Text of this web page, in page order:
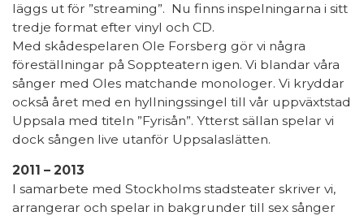
läggs ut för ”streaming”. Nu finns inspelningarna i sitt
tredje format efter vinyl och CD.
Med skådespelaren Ole Forsberg gör vi några
föreställningar på Soppteatern igen. Vi blandar våra
sånger med Oles matchande monologer. Vi kryddar
också året med en hyllningssingel till vår uppväxtstad
Uppsala med titeln ”Fyrisån”. Ytterst sällan spelar vi
dock sången live utanför Uppsalaslätten.
2011 – 2013
I samarbete med Stockholms stadsteater skriver vi,
arrangerar och spelar in bakgrunder till sex sånger